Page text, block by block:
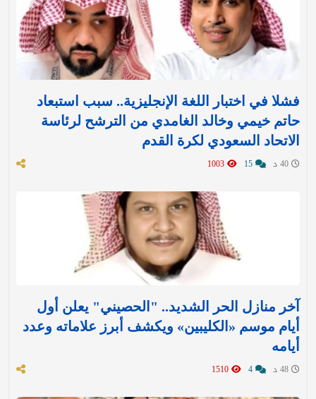
فشلا في اختبار اللغة الإنجليزية.. سبب استبعاد
حاتم خيمي وخالد الغامدي من الترشح لرئاسة
الاتحاد السعودي لكرة القدم
آخر منازل الحر الشديد.. "الحصيني" يعلن أول
أيام موسم «الكليبين» ويكشف أبرز علاماته وعدد
أيامه